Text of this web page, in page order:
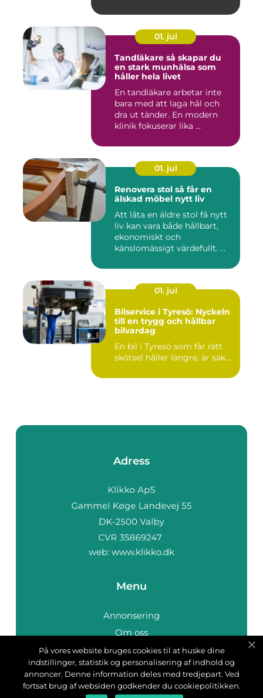
01. jul
Tandläkare så skapar du
en stark munhälsa som
håller hela livet
En tandläkare arbetar inte
bara med att laga hål och
dra ut tänder. En modern
klinik fokuserar lika ...
01. jul
Renovera stol så får en
älskad möbel nytt liv
Att låta en äldre stol få nytt
liv kan vara både hållbart,
ekonomiskt och
känslomässigt värdefullt. ...
01. jul
Bilservice i Tyresö: Nyckeln
till en trygg och hållbar
bilvardag
En bil i Tyresö som får rätt
skötsel håller längre, är säk...
Adress
web: www.klikko.dk
Menu
Annonsering
Om oss
Cookies
Kontakta oss
Sitemap
På vores website bruges cookies til at huske dine
indstillinger, statistik og personalisering af indhold og
annoncer. Denne information deles med tredjepart. Ved
fortsat brug af websiden godkender du cookiepolitikken.